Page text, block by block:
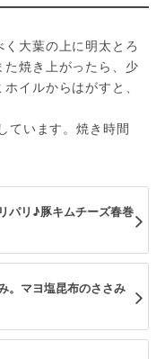
く大葉の上に明太とろ
焼き上がったら、少
イルからはがすと、
ています。焼き時間
パリ♪豚キムチーズ春巻
。マヨ塩昆布のささみ